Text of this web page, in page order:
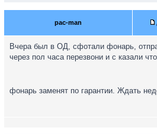
pac-man
Вчера был в ОД, сфотали фонарь,
через пол часа перезвони и с казали
фонарь заменят по гарантии. Ждать